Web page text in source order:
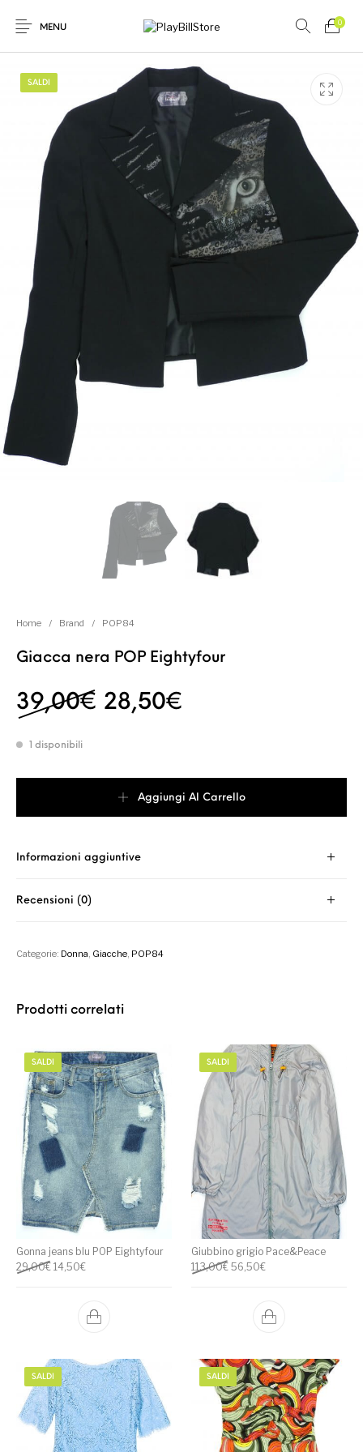
MENU
0
Novità In offerta Donna Uomo
SALDI
Home / Brand / POP84
Giacca nera POP Eightyfour
39,00€ Il prezzo originale era:
28,50€
1 disponibili
Aggiungi Al Carrello
Informazioni aggiuntive
Recensioni (0)
Categorie: Donna, Giacche, POP84
Prodotti correlati
SALDI
Gonna jeans blu POP Eightyfour
29,00€ Il prezzo originale era: 29,00€.
14,50€Il prezzo attuale è: 14,50€.
SALDI
Giubbino grigio Pace&Peace
113,00€ Il prezzo originale era:
56,50€Il prezzo attuale è:
SALDI SALDI